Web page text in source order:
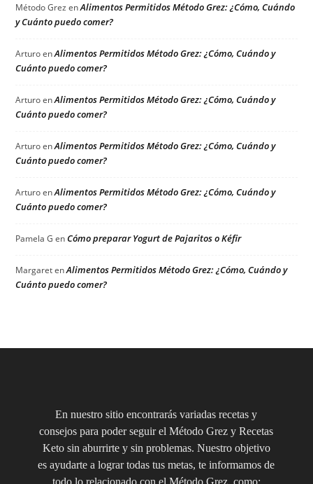
Método Grez enAlimentos Permitidos Método Grez: ¿Cómo, Cuándo
y Cuánto puedo comer?
ArturoenAlimentos Permitidos Método Grez: ¿Cómo, Cuándo y
Cuánto puedo comer?
ArturoenAlimentos Permitidos Método Grez: ¿Cómo, Cuándo y
Cuánto puedo comer?
ArturoenAlimentos Permitidos Método Grez: ¿Cómo, Cuándo y
Cuánto puedo comer?
ArturoenAlimentos Permitidos Método Grez: ¿Cómo, Cuándo y
Cuánto puedo comer?
Pamela G enCómo preparar Yogurt de Pajaritos o Kéfir
MargaretenAlimentos Permitidos Método Grez: ¿Cómo, Cuándo y
Cuánto puedo comer?
En nuestro sitio encontrarás variadas recetas y
consejos para poder seguir el Método Grez y Recetas
Keto sin aburrirte y sin problemas. Nuestro objetivo
es ayudarte a lograr todas tus metas, te informamos de